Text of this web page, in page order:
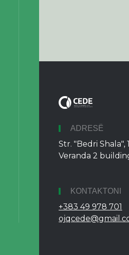
ADRESË
Str. "Bedri Shala",
Veranda 2
KONTAKTONI
+383 49 978 701